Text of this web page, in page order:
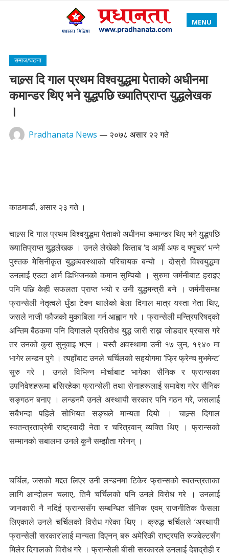
MENU
समाज/घटना
चाल्र्स दि गाल प्रथम विश्वयुद्धमा पेताको अधीनमा
कमान्डर थिए भने युद्धपछि ख्यातिप्राप्त युद्धलेखक
।
Pradhanata News — २०७८ असार २२ गते
काठमाडौं, असार २३ गते ।
चाल्र्स दि गाल प्रथम विश्वयुद्धमा पेताको अधीनमा कमान्डर थिए भने युद्धपछि
ख्यातिप्राप्त युद्धलेखक । उनले लेखेको किताब ‘द आर्मी अफ द फ्युचर’ भन्ने
पुस्तक मेसिनीकृत युद्धव्यवस्थाको परिचायक बन्यो । दोस्रो विश्वयुद्धमा
उनलाई एउटा आर्म डिभिजनको कमान सुम्पियो । सुरुमा जर्मनीबाट हराइए
पनि पछि केही सफलता प्राप्त भयो र उनी युद्धमन्त्री बने । जर्मनीसमक्ष
फ्रान्सेली नेतृत्वले घुँडा टेक्न थालेको बेला दिगाल मात्र यस्ता नेता थिए,
जसले नाजी फौजको मुकाबिला गर्न आह्वान गरे । फ्रान्सेली मन्त्रिपरिषद्को
अन्तिम बैठकमा पनि दिगालले प्रतिरोध युद्ध जारी राख्न जोडदार प्रयास गरे
तर उनको कुरा सुनुवाइ भएन । यस्तै अवस्थामा उनी १७ जुन, १९४० मा
भागेर लन्डन पुगे । त्यहाँबाट उनले चर्चिलको सहयोगमा ‘फ्रि फ्रेन्च मुभमेन्ट’
सुरु गरे । उनले विभिन्न मोर्चाबाट भागेका सैनिक र फ्रान्सका
उपनिवेशहरूमा बसिरहेका फ्रान्सेली तथा सेनाहरूलाई समावेश गरेर सैनिक
सङ्गठन बनाए । लन्डनमै उनले अस्थायी सरकार पनि गठन गरे, जसलाई
सबैभन्दा पहिले सोभियत सङ्घले मान्यता दियो । चाल्र्स दिगाल
स्वतन्त्रताप्रेमी राष्ट्रवादी नेता र चरित्रवान् व्यक्ति थिए । फ्रान्सको
सम्मानको सबालमा उनले कुनै सम्झौता गरेनन् ।
चर्चिल, जसको मद्दत लिएर उनी लन्डनमा टिकेर फ्रान्सको स्वतन्त्रताका
लागि आन्दोलन चलाए, तिनै चर्चिलको पनि उनले विरोध गरे । उनलाई
जानकारी नै नदिई फ्रान्ससँग सम्बन्धित सैनिक एवम् राजनीतिक फैसला
लिएकाले उनले चर्चिलको विरोध गरेका थिए । क्रुद्ध चर्चिलले ‘अस्थायी
फ्रान्सेली सरकार’लाई मान्यता दिएनन् बरु अमेरिकी राष्ट्रपति रुजवेल्टसँग
मिलेर दिगालको विरोध गरे । फ्रान्सेली बीसी सरकारले उनलाई देशद्रोही र